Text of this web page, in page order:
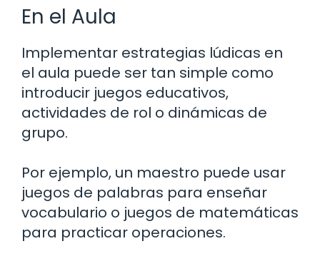
En el Aula
Implementar estrategias lúdicas en
el aula puede ser tan simple como
introducir juegos educativos,
actividades de rol o dinámicas de
grupo.
Por ejemplo, un maestro puede usar
juegos de palabras para enseñar
vocabulario o juegos de matemáticas
para practicar operaciones.